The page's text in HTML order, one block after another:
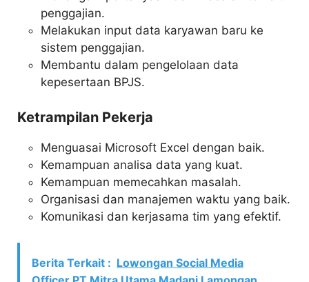
penggajian.
Melakukan input data karyawan baru ke
sistem penggajian.
Membantu dalam pengelolaan data
kepesertaan BPJS.
Ketrampilan Pekerja
Menguasai Microsoft Excel dengan baik.
Kemampuan analisa data yang kuat.
Kemampuan memecahkan masalah.
Organisasi dan manajemen waktu yang baik.
Komunikasi dan kerjasama tim yang efektif.
Berita Terkait : Lowongan Social Media